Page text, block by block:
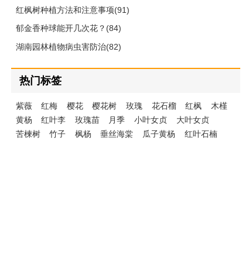
红枫树种植方法和注意事项(91)
郁金香种球能开几次花？(84)
湖南园林植物病虫害防治(82)
热门标签
紫薇 红梅 樱花 樱花树 玫瑰 花石榴 红枫
木槿
黄杨
红叶李 玫瑰苗 月季 小叶女贞
大叶女贞
苦楝树
竹子 枫杨 垂丝海棠 瓜子黄杨 红叶石楠